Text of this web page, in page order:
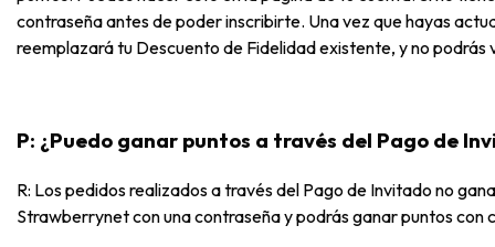
contraseña antes de poder inscribirte. Una vez que hayas
reemplazará tu Descuento de Fidelidad existente, y no
P: ¿Puedo ganar puntos a través del Pago de
R: Los pedidos realizados a través del Pago de Invitado no
Strawberrynet con una contraseña y podrás ganar puntos con